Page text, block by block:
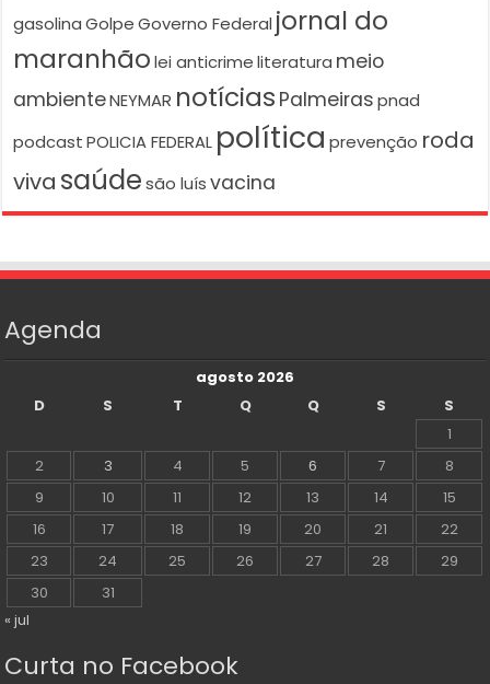
gasolina Golpe Governo Federal jornal do
maranhão lei anticrime literatura meio
ambienteNEYMAR notícias Palmeiras pnad
podcast POLICIA FEDERAL política prevenção roda
viva saúde são luís vacina
Agenda
agosto 2026
D
S T Q Q S
S
1
2
3 4 5 6 7
8
9
10 11 12 13 14
15
16
17 18 19 20 21
22
23
24 25 26 27 28
29
30
31
« jul
Curta no Facebook